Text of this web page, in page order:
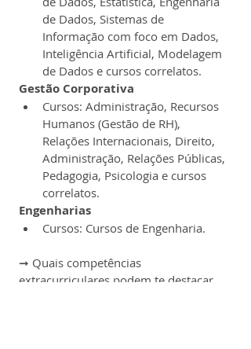
de Dados, Sistemas de
Informação com foco em Dados,
Inteligência Artificial, Modelagem
de Dados e cursos correlatos.
Gestão Corporativa
Cursos: Administração, Recursos
Humanos (Gestão de RH),
Relações Internacionais, Direito,
Administração, Relações Públicas,
Pedagogia, Psicologia e cursos
correlatos.
Engenharias
Cursos: Cursos de Engenharia.
➞ Quais competências
extracurriculares podem te destacar